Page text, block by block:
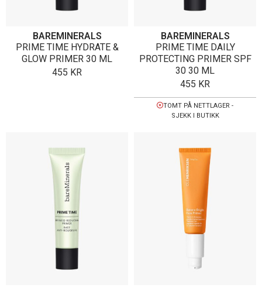
BAREMINERALS
PRIME TIME HYDRATE &
GLOW PRIMER 30 ML
455 KR
BAREMINERALS
PRIME TIME DAILY
PROTECTING PRIMER SPF
30 30 ML
455 KR
TOMT PÅ NETTLAGER -
SJEKK I BUTIKK